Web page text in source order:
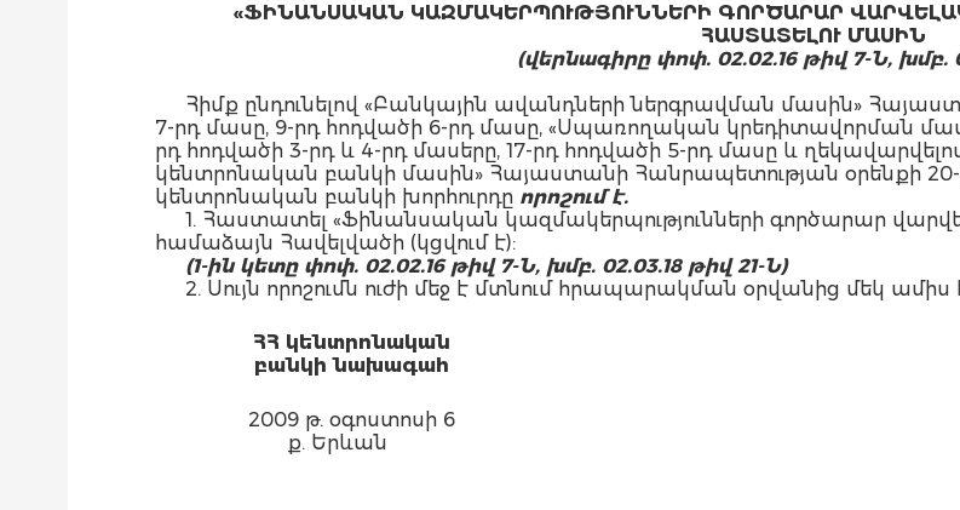
«ՖԻՆԱՆՍԱԿԱՆ ԿԱԶՄԱԿԵՐՊՈՒԹՅՈՒՆՆԵՐԻ ԳՈՐԾԱՐԱՐ
ՀԱՍՏԱՏԵԼՈՒ ՄԱՍԻՆ
(վերնագիրը փոփ. 02.02.16 թիվ 7-Ն, խմբ.
Հիմք ընդունելով «Բանկային ավանդների ներգրավման մասին»
7-րդ մասը, 9-րդ հոդվածի 6-րդ մասը, «Սպառողական կրեդիտավորման
րդ հոդվածի 3-րդ և 4-րդ մասերը, 17-րդ հոդվածի 5-րդ մասը և
կենտրոնական բանկի մասին» Հայաստանի Հանրապետության օրենքի
կենտրոնական բանկի խորհուրդը որոշում է.
1. Հաստատել «Ֆինանսական կազմակերպությունների գործարար
համաձայն Հավելվածի (կցվում է):
(1-ին կետը փոփ. 02.02.16 թիվ 7-Ն, խմբ. 02.03.18 թիվ 21-Ն)
2. Սույն որոշումն ուժի մեջ է մտնում հրապարակման օրվանից մեկ ամիս
ՀՀ կենտրոնական
բանկի նախագահ
2009 թ. օգոստոսի 6
ք. Երևան